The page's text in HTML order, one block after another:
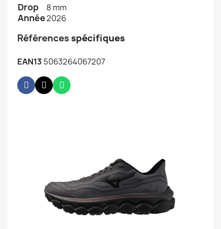
Drop 8 mm
Année2026
Références spécifiques
EAN13 5063264067207